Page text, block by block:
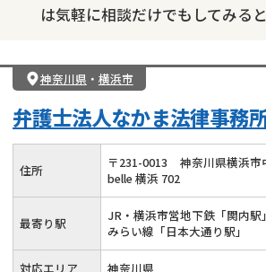
は気軽に相談だけでもしてみる
神奈川県 ・ 横浜市
弁護士法人なかま法律事務
住所 〒231-0013
神奈川県横浜市
belle 横浜 702
最寄り駅
JR・横浜市営地下鉄「関内
みらい線「日本大通り駅」
対応エリア 神奈川県